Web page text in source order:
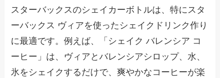
スターバックスのシェイカーボトルは、特にスタ
ーバックス ヴィアを使ったシェイクドリンク作り
に最適です。例えば、「シェイク バレンシア コ
ーヒー」は、ヴィアとバレンシアシロップ、水、
氷をシェイクするだけで、爽やかなコーヒーが楽